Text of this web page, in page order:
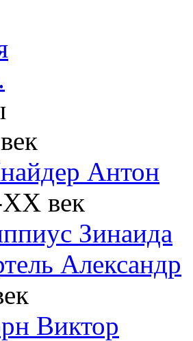
Антон
век
Зинаида
Александр
Виктор